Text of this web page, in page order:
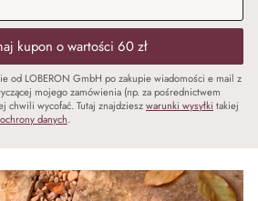
kupon o wartości 60 zł
od LOBERON GmbH po zakupie wiadomości e mail z
mojego zamówienia (np. za pośrednictwem
chwili wycofać. Tutaj znajdzieszwarunki wysyłki takiej
ochrony danych.